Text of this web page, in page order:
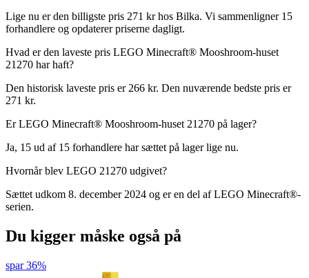
Lige nu er den billigste pris 271 kr hos Bilka. Vi sammenligner 15
forhandlere og opdaterer priserne dagligt.
Hvad er den laveste pris LEGO Minecraft® Mooshroom-huset
21270 har haft?
Den historisk laveste pris er 266 kr. Den nuværende bedste pris er
271 kr.
Er LEGO Minecraft® Mooshroom-huset 21270 på lager?
Ja, 15 ud af 15 forhandlere har sættet på lager lige nu.
Hvornår blev LEGO 21270 udgivet?
Sættet udkom 8. december 2024 og er en del af LEGO Minecraft®-
serien.
Du kigger måske også på
spar 36%